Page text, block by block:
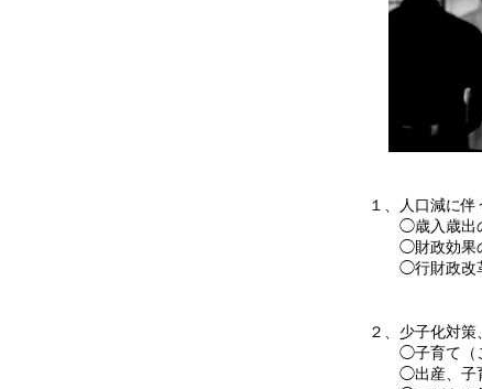
１、人口減に
◯歳入歳出の
◯財政効果の
◯行財政改革
２、少子化対
◯子育て（こ
◯出産、子育